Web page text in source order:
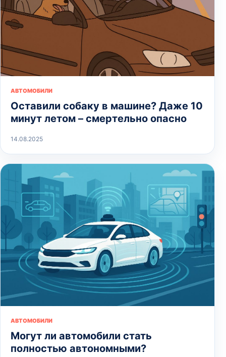
АВТОМОБИЛИ
Оставили собаку в машине? Даже 10
минут летом – смертельно опасно
14.08.2025
АВТОМОБИЛИ
Могут ли автомобили стать
полностью автономными?